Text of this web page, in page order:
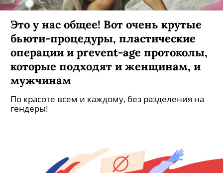
Это у нас общее! Вот очень крутые
бьюти-процедуры, пластические
операции и prevent-age протоколы,
которые подходят и женщинам, и
мужчинам
По красоте всем и каждому, без разделения на
гендеры!